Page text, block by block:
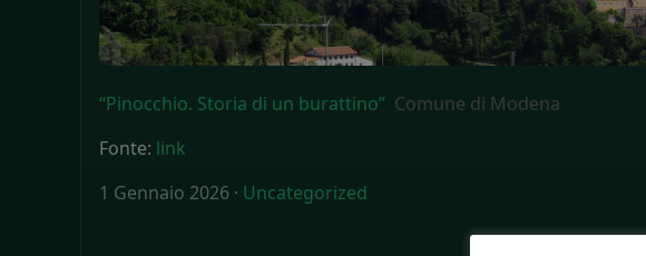
“Pinocchio. Storia di un burattino” Comune di Modena
Fonte: link
1 Gennaio 2026 · Uncategorized